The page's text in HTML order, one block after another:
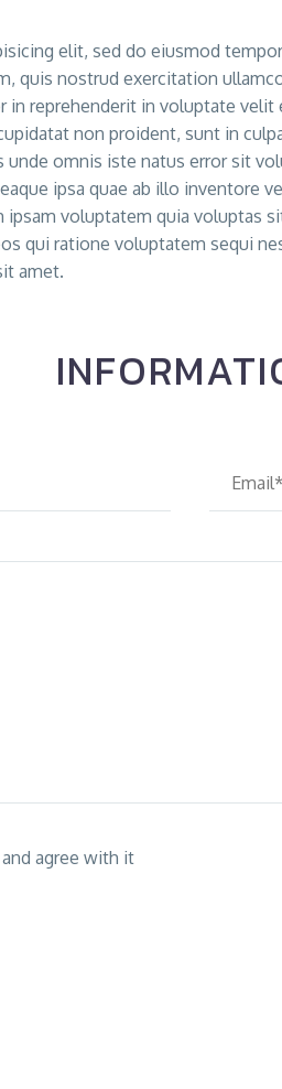
elit, sed do eiusmod
quis nostrud exercitation
reprehenderit in voluptate velit
non proident, sunt in
omnis iste natus error sit
ipsa quae ab illo inventore
voluptatem quia voluptas
qui ratione voluptatem sequi
amet.
agree with it